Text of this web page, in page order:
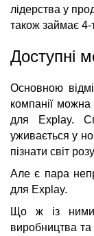
лідерства у
також займає
Доступні
Основною
компанії
для Explay.
уживається у
пізнати світ
Але є пара
для Explay.
Що ж із ними
виробництва